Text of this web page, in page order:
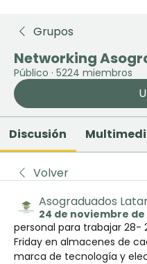
Grupos
Networking
Público · 5224 miembros
Discusión
Volver
Asograduados
24 de noviembre de
personal para trabajar 28-
Friday en almacenes de
marca de tecnología y